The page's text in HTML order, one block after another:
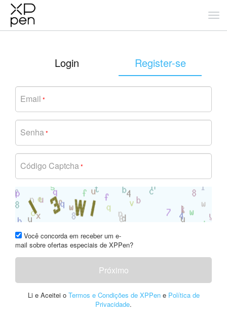
Login Register-se
Email *
Senha*
Código Captcha*
Você concorda em receber um e-
mail sobre ofertas especiais de XPPen?
Próximo
Li e Aceitei o Termos e Condições de XPPene Política de
Privacidade.